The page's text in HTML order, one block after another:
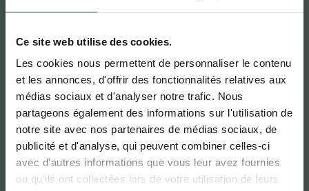
Ce site web utilise des cookies.
Les cookies nous permettent de personnaliser le contenu
et les annonces, d'offrir des fonctionnalités relatives aux
médias sociaux et d'analyser notre trafic. Nous
partageons également des informations sur l'utilisation de
notre site avec nos partenaires de médias sociaux, de
publicité et d'analyse, qui peuvent combiner celles-ci
avec d'autres informations que vous leur avez fournies
ou qu'ils ont collectées lors de votre utilisation de leurs
Espace réservé Carpet studio
Cherche
Français
Radici Pietro Industries & Brands
S.p.A.